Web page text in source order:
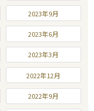
2023年9月
2023年6月
2023年3月
2022年12月
2022年9月